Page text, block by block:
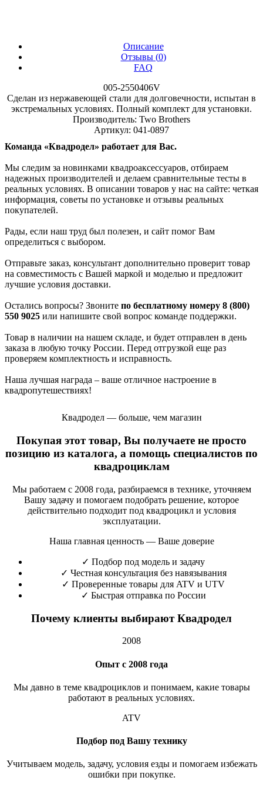
Описание
Отзывы (0)
FAQ
005-2550406V
Сделан из нержавеющей стали для долговечности, испытан в
экстремальных условиях. Полный комплект для установки.
Производитель: Two Brothers
Артикул: 041-0897
Команда «Квадродел» работает для Вас.
Мы следим за новинками квадроаксессуаров, отбираем
надежных производителей и делаем сравнительные тесты в
реальных условиях. В описании товаров у нас на сайте: четкая
информация, советы по установке и отзывы реальных
покупателей.
Рады, если наш труд был полезен, и сайт помог Вам
определиться с выбором.
Отправьте заказ, консультант дополнительно проверит товар
на совместимость с Вашей маркой и моделью и предложит
лучшие условия доставки.
Остались вопросы? Звоните по бесплатному номеру 8 (800)
550 9025 или напишите свой вопрос команде поддержки.
Товар в наличии на нашем складе, и будет отправлен в день
заказа в любую точку России. Перед отгрузкой еще раз
проверяем комплектность и исправность.
Наша лучшая награда – ваше отличное настроение в
квадропутешествиях!
Квадродел — больше, чем магазин
Покупая этот товар, Вы получаете не просто
позицию из каталога, а помощь специалистов по
квадроциклам
Мы работаем с 2008 года, разбираемся в технике, уточняем
Вашу задачу и помогаем подобрать решение, которое
действительно подходит под квадроцикл и условия
эксплуатации.
Наша главная ценность — Ваше доверие
✓ Подбор под модель и задачу
✓ Честная консультация без навязывания
✓ Проверенные товары для ATV и UTV
✓ Быстрая отправка по России
Почему клиенты выбирают Квадродел
2008
Опыт с 2008 года
Мы давно в теме квадроциклов и понимаем, какие товары
работают в реальных условиях.
ATV
Подбор под Вашу технику
Учитываем модель, задачу, условия езды и помогаем избежать
ошибки при покупке.